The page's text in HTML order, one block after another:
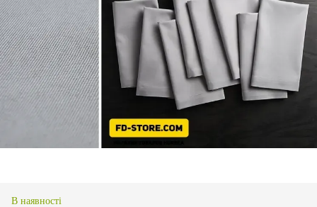
В наявності